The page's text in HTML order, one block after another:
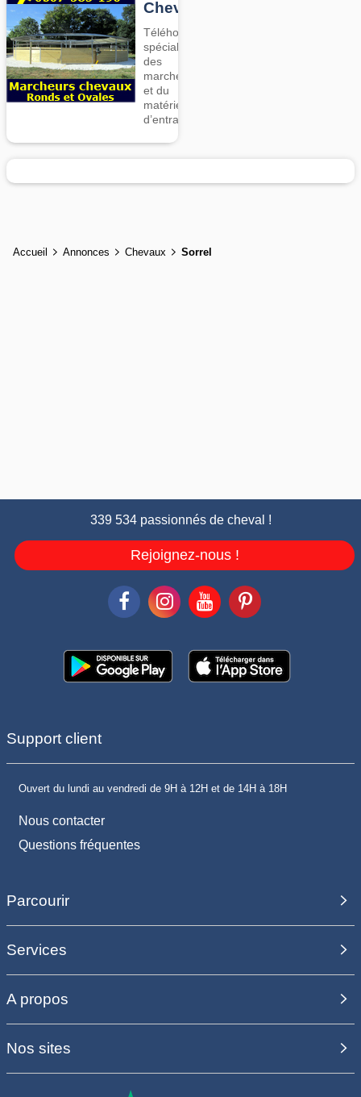
Chevaux
Téléhorse,
spécialiste
des
marcheurs
et du
matériel
d’entrainement
Accueil Annonces Chevaux Sorrel
339 534 passionnés de cheval !
Rejoignez-nous !
Support client
Ouvert du lundi au vendredi de 9H à 12H et de 14H à 18H
Nous contacter
Questions fréquentes
Parcourir
Services
A propos
Nos sites